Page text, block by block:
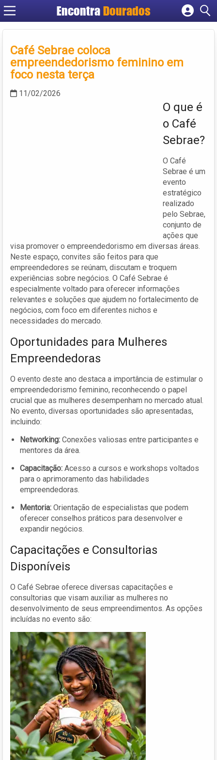
EncontraDourados
Cadastrar empresa
Criar conta
Café Sebrae coloca
empreendedorismo feminino em
foco nesta terça
11/02/2026
O que é
o Café
Sebrae?
O Café
Sebrae é um
evento
estratégico
realizado
pelo Sebrae,
conjunto de
ações que
visa promover o empreendedorismo em diversas áreas.
Neste espaço, convites são feitos para que
empreendedores se reúnam, discutam e troquem
experiências sobre negócios. O Café Sebrae é
especialmente voltado para oferecer informações
relevantes e soluções que ajudem no fortalecimento de
negócios, com foco em diferentes nichos e
necessidades do mercado.
Oportunidades para Mulheres
Empreendedoras
O evento deste ano destaca a importância de estimular o
empreendedorismo feminino, reconhecendo o papel
crucial que as mulheres desempenham no mercado atual.
No evento, diversas oportunidades são apresentadas,
incluindo:
Networking: Conexões valiosas entre participantes e
mentores da área.
Capacitação: Acesso a cursos e workshops voltados
para o aprimoramento das habilidades
empreendedoras.
Mentoria: Orientação de especialistas que podem
oferecer conselhos práticos para desenvolver e
expandir negócios.
Capacitações e Consultorias
Disponíveis
O Café Sebrae oferece diversas capacitações e
consultorias que visam auxiliar as mulheres no
desenvolvimento de seus empreendimentos. As opções
incluídas no evento são: